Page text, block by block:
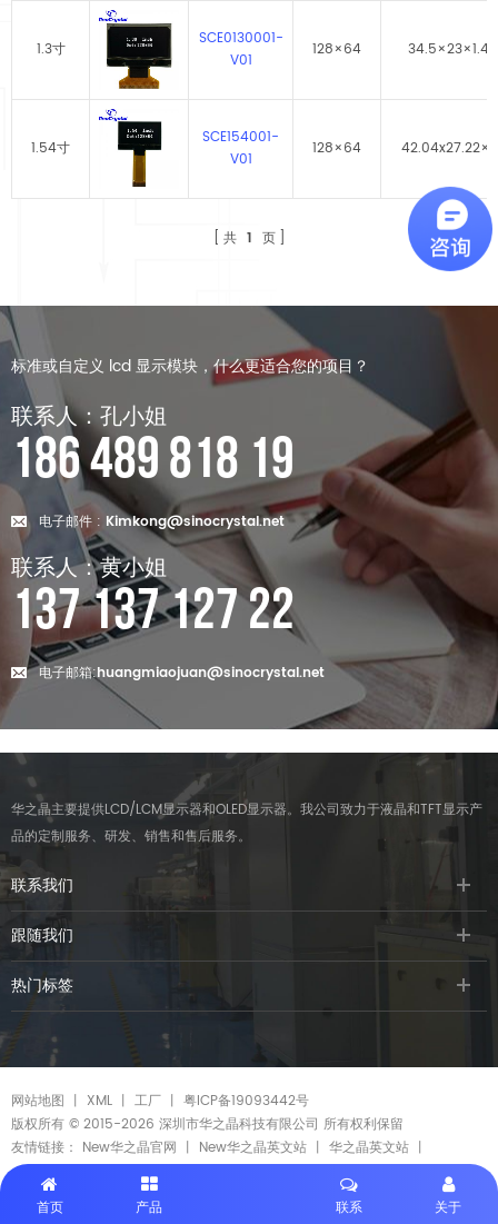
1.3寸
SCE0130001-
V01
128×64
1.54寸
SCE154001-
V01
128×64
共 1 页
标准或自定义 lcd 显示模块，什么更适合您的项目？
联系人：孔小姐
186 489 818 19
电子邮件 : Kimkong@sinocrystal.net
联系人：黄小姐
137 137 127 22
电子邮箱:huangmiaojuan@sinocrystal.net
华之晶主要提供LCD/LCM显示器和OLED显示器。我公司致力于液晶和TFT显示产
品的定制服务、研发、销售和售后服务。
联系我们
跟随我们
热门标签
网站地图 丨 XML 丨 工厂 丨 粤ICP备19093442号
版权所有 © 2015-2026 深圳市华之晶科技有限公司 所有权利保留
友情链接： New华之晶官网 丨 New华之晶英文站 丨 华之晶英文站 丨
首页 产品 关于
联系